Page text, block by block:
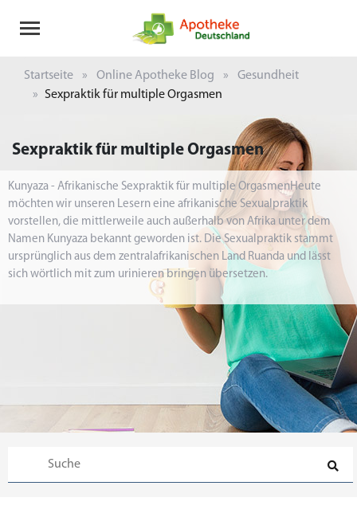
Startseite Online Apotheke Blog
Gesundheit
Sexpraktik für multiple Orgasmen
Sexpraktik für multiple Orgasmen
Kunyaza - Afrikanische Sexpraktik für multiple OrgasmenHeute
möchten wir unseren Lesern eine afrikanische Sexualpraktik
vorstellen, die mittlerweile auch außerhalb von Afrika unter dem
Namen Kunyaza bekannt geworden ist. Die Sexualpraktik stammt
ursprünglich aus dem zentralafrikanischen Land Ruanda und lässt
sich wörtlich mit zum urinieren bringen übersetzen.